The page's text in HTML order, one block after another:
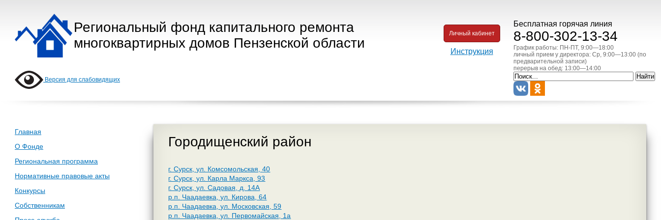
Региональный фонд капитального ремонта
многоквартирных домов Пензенской области
Бесплатная горячая линия
8-800-302-13-34
График работы: ПН-ПТ, 9:00—18:00
личный прием у директора: Ср, 9:00—13:00 (по
предварительной записи)
перерыв на обед: 13:00—14:00
Личный кабинет
Инструкция
Версия для слабовидящих
Главная
О Фонде
Региональная программа
Нормативные правовые акты
Конкурсы
Собственникам
Городищенский район
г. Сурск, ул. Комсомольская, 40
г. Сурск, ул. Карла Маркса, 93
г. Сурск, ул. Садовая, д. 14А
р.п. Чаадаевка, ул. Кирова, 64
р.п. Чаадаевка, ул. Московская, 59
р.п. Чаадаевка, ул. Первомайская, 1а